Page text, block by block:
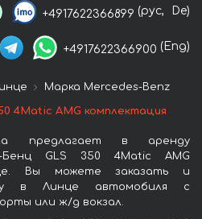
+4917622366899 (рус, De)
+4917622366900 (Eng)
Марка Mercedes-Benz
4Matic AMG комплектация
предлагает в аренду
Бенц GLS 350 4Matic AMG
Вы можете заказать и
в Линце автомобиля с
или ж/д вокзал.